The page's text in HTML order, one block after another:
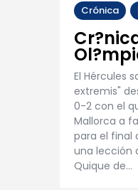
Crónica
El Hércules
extremis"
0-2 con el
Mallorca a
para el final
una lección
Quique de…